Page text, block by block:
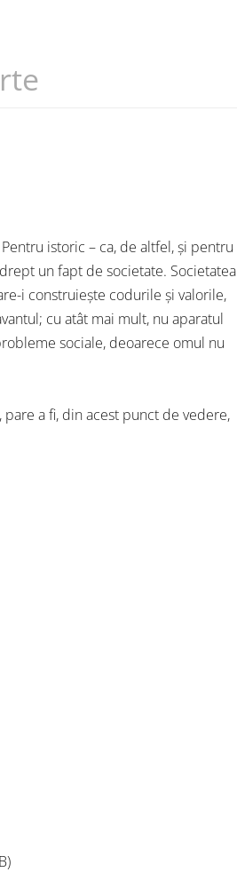
istoric – ca, de altfel, și pentru
un fapt de societate. Societatea
i construiește codurile și valorile,
cu atât mai mult, nu aparatul
sociale, deoarece omul nu
a fi, din acest punct de vedere,